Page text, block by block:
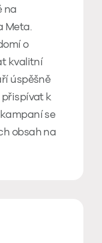
na
Meta.
o
kvalitní
úspěšně
přispívat k
se
obsah na